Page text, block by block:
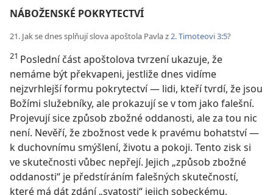
NÁBOŽENSKÉ POKRYTECTVÍ
21. Jak se dnes splňují slova apoštola Pavla z2. Timoteovi 3:5?
21 Poslední část apoštolova tvrzení ukazuje, že
nemáme být překvapeni, jestliže dnes vidíme
nejzvrhlejší formu pokrytectví — lidi, kteří tvrdí, že jsou
Božími služebníky, ale prokazují se v tom jako falešní.
Projevují sice způsob zbožné oddanosti, ale za tou nic
není. Nevěří, že zbožnost vede k pravému bohatství —
k duchovnímu smýšlení, životu a pokoji. Tento zisk si
ve skutečnosti vůbec nepřejí. Jejich „způsob zbožné
oddanosti“ je předstíráním falešných skutečností,
které má dát zdání „svatosti“ jejich sobeckému,